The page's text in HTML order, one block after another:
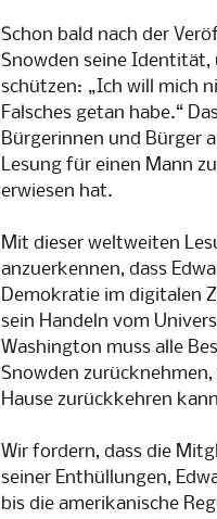
Schon bald nach der
Snowden seine Identität,
schützen: „Ich will mich
Falsches getan habe.“
Bürgerinnen und Bürger
Lesung für einen Mann
erwiesen hat.
Mit dieser weltweiten
anzuerkennen, dass
Demokratie im digitalen
sein Handeln vom
Washington muss alle
Snowden
Hause zurückkehren
Wir fordern, dass die
seiner Enthüllungen,
bis die amerikanische